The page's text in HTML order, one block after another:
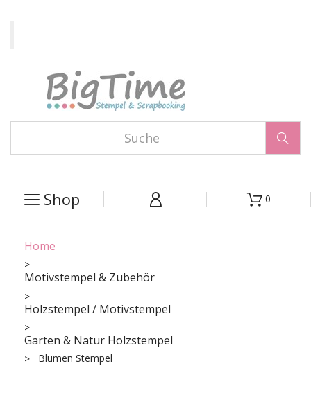

 Shop   0
Home
Motivstempel & Zubehör
Holzstempel / Motivstempel
Garten & Natur Holzstempel
Blumen Stempel